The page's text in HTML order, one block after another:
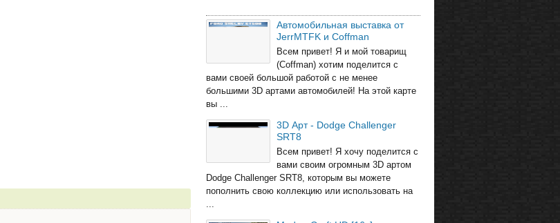
Автомобильная выставка от
JerrMTFK и Coffman
Всем привет! Я и мой товарищ
(Coffman) хотим поделится с
вами своей большой работой с не менее
большими 3D артами автомобилей! На этой карте
вы ...
3D Арт - Dodge Challenger
SRT8
Всем привет! Я хочу поделится с
вами своим огромным 3D артом
Dodge Challenger SRT8, которым вы можете
пополнить свою коллекцию или использовать на
...